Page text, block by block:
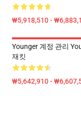
₩5,918,510 -
Younger 계정 관리
재킷
₩5,642,910 -